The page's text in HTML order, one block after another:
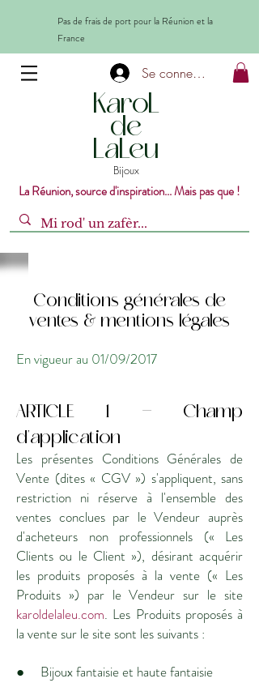
Pas de frais de port pour la Réunion et la
France
Se connecter
KaroL
de
LaLeu
Bijoux
La Réunion, source d'inspiration... Mais pas que !
Conditions générales de
ventes & mentions légales
En vigueur au 01/09/2017
ARTICLE 1 - Champ
d'application
Les présentes Conditions Générales de
Vente (dites « CGV ») s'appliquent, sans
restriction ni réserve à l'ensemble des
ventes conclues par le Vendeur auprès
d'acheteurs non professionnels (« Les
Clients ou le Client »), désirant acquérir
les produits proposés à la vente (« Les
Produits ») par le Vendeur sur le site
karoldelaleu.com. Les Produits proposés à
la vente sur le site sont les suivants :
● Bijoux fantaisie et haute fantaisie